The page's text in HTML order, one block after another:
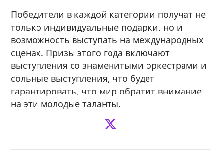
Победители в каждой категории получат не
только индивидуальные подарки, но и
возможность выступать на международных
сценах. Призы этого года включают
выступления со знаменитыми оркестрами и
сольные выступления, что будет
гарантировать, что мир обратит внимание
на эти молодые таланты.